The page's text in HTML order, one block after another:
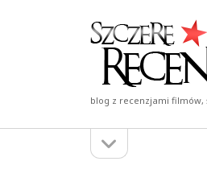
Szczere
Recenzje
blog z recenzjami filmów,
pasek